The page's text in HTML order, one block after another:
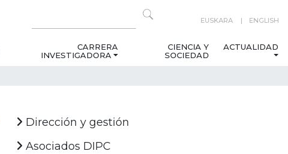
EUSKARA ENGLISH
CARRERA
INVESTIGADORA
CIENCIA Y
SOCIEDAD
ACTUALIDAD
Dirección y gestión
Asociados DIPC